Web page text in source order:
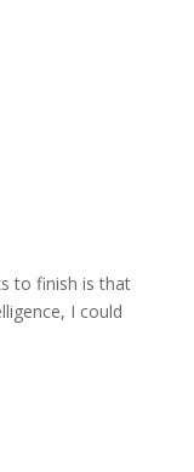
to finish is that
I could